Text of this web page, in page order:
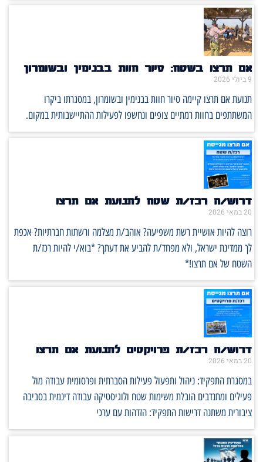
אם תרצו בשטח: סיור חוות בבנימין ובשומרון
9 ביולי 2026
תנועת אם תרצו קיימה סיור חוות בבנימין ובשומרון, במסגרתו ביקרו
המשתתפים בחוות רמתיים צופים ונחשפו לפעילות ההתיישבותית במקום.
דרוש/ה רכז/ת שטח לתנועת אם תרצו
20 במאי 2026
רוצה להיות אושיית רשת משפיעה? אוהב/ת מצלמה ורשתות חברתיות? אכפת
לך ממדינת ישראל, ולא מפחד/ת להביע את דעתך? *בוא/י להיות רכז/ת
השטח של אם תרצו!*
דרוש/ה רכז/ת פרויקטים לתנועת אם תרצו
20 במאי 2026
במסגרת התפקיד: ניהול ותפעול פעילות הסברתית ופרסומית עבודה מול
פעילים ומתנדבים הובלת משימות שטח ולוגיסטיקה עבודה דינמית בסביבה
ציבורית משתנה דרישות התפקיד: הזדהות עם ערכי